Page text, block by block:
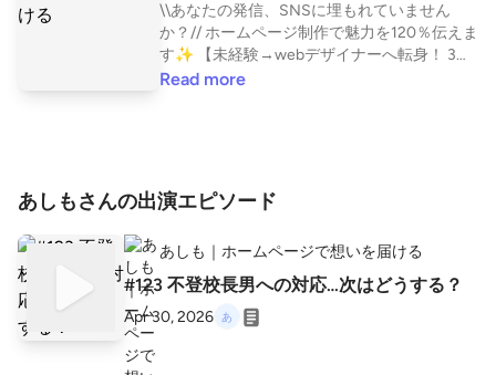
\\あなたの発信、SNSに埋もれていません
か？// ホームページ制作で魅力を120％伝えま
す✨ 【未経験→webデザイナーへ転身！ 3兄
弟育児中フリーランスママ】 プログラミング
凹あり 三男(小1)行き渋り改善 ☺️私のホームペ
ージ https://ashimo-design.studio.site/ ☺️ア
問合せはこちら https://ashimo-design.studio.
site/#contact ☺️公式LINE ※お問合せはこちら
からもお受けしています！ https://lin.ee/tkP9j
vH 💎ココナラでプラチナﾗﾝｸ1年継続✨（最
Read more
あしもさんの出演エピソード
あしも｜ホームページで想いを届ける
#123 不登校長男への対応…次はどうする？
Apr 30, 2026